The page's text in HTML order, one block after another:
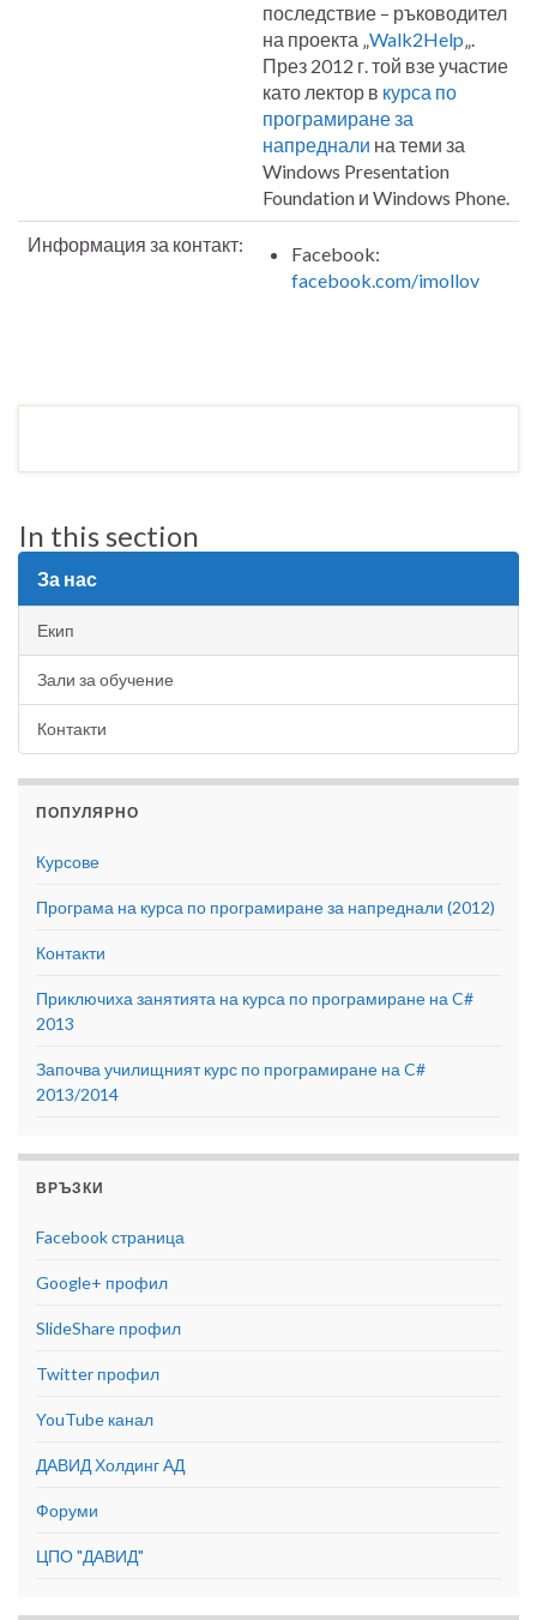
последствие – ръководител
на проекта „Walk2Help„.
През 2012 г. той взе участие
като лектор в курса по
програмиране за
напреднали на теми за
Windows Presentation
Foundation и Windows Phone.
Информация за контакт:
Facebook:
facebook.com/imollov
In this section
За нас
Екип
Зали за обучение
Контакти
ПОПУЛЯРНО
Курсове
Програма на курса по програмиране за напреднали (2012)
Контакти
Приключиха занятията на курса по програмиране на C#
2013
Започва училищният курс по програмиране на C#
2013/2014
ВРЪЗКИ
Facebook страница
Google+ профил
SlideShare профил
Twitter профил
YouTube канал
ДАВИД Холдинг АД
Форуми
ЦПО "ДАВИД"